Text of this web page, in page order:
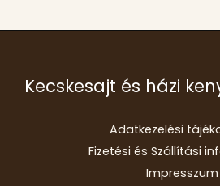
Kecskesajt és házi
Adatkezelési
Fizetési és Szállítási
Impresszum